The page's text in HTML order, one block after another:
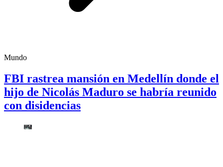
Mundo
FBI rastrea mansión en Medellín donde el
hijo de Nicolás Maduro se habría reunido
con disidencias